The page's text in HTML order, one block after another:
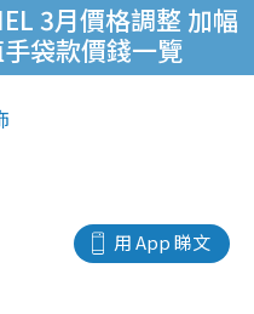
3月價格調整 加幅
袋款價錢一覽
用 App 睇文